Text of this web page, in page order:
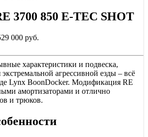
3700 850 E-TEC SHOT
000 руб.
характеристики и подвеска,
агрессивной езды – всё
Lynx BoonDocker. Модификация RE
амортизаторами и отлично
и трюков.